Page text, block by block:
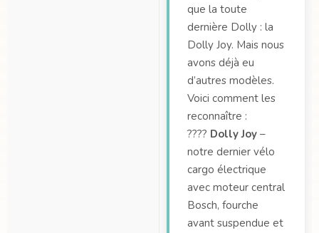
que la toute
dernière Dolly : la
Dolly Joy. Mais nous
avons déjà eu
d’autres modèles.
Voici comment les
reconnaître :
???? Dolly Joy –
notre dernier vélo
cargo électrique
avec moteur central
Bosch, fourche
avant suspendue et